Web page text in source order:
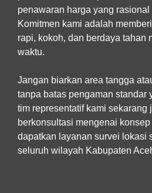
penawaran harga yang
Komitmen kami adalah
rapi, kokoh, dan berdaya tahan
waktu.
Jangan biarkan area tangga
tanpa batas pengaman standar
tim representatif kami sekarang
berkonsultasi mengenai
dapatkan layanan survei lokasi
seluruh wilayah Kabupaten